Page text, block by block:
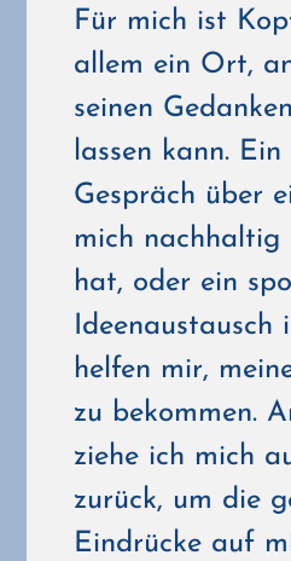
Für mich ist
allem ein Ort,
seinen
lassen kann. Ein
Gespräch über
mich nachhaltig
hat, oder ein
Ideenaustausch
helfen mir,
zu bekommen.
ziehe ich mich
zurück, um die
Eindrücke auf